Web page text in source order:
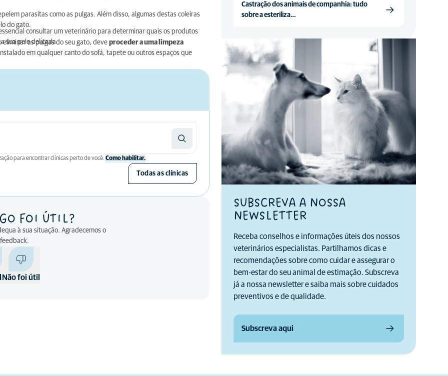
parasitas como as pulgas. Além disso, algumas destas coleiras
do gato.
consultar um veterinário para determinar quais os produtos
sua pele delicada.
as pulgas do seu gato, deve proceder a uma limpeza
em qualquer canto do sofá, tapete ou outros espaços que
para encontrar clínicas perto de você. Como habilitar.
Todas as clínicas
FOI ÚTIL?
à sua situação. Agradecemos o
Não foi útil
Castração dos animais de companhia: tudo
sobre a esteriliza…
SUBSCREVA A NOSSA
NEWSLETTER
Receba conselhos e informações úteis dos nossos
veterinários especialistas. Partilhamos dicas e
recomendações sobre como cuidar e assegurar o
bem-estar do seu animal de estimação. Subscreva
já a nossa newsletter e saiba mais sobre cuidados
preventivos e de qualidade.
Subscreva aqui